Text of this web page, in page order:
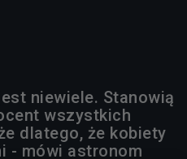
niewiele. Stanowią
wszystkich
dlatego, że kobiety
- mówi astronom